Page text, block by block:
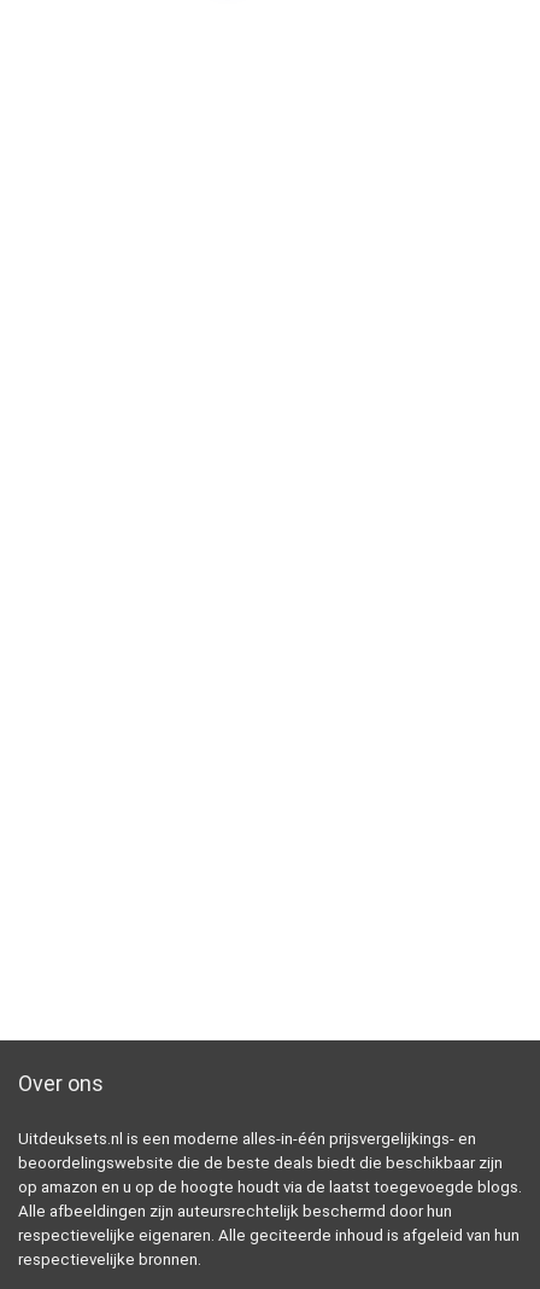
Over ons
Uitdeuksets.nl is een moderne alles-in-één prijsvergelijkings- en
beoordelingswebsite die de beste deals biedt die beschikbaar zijn
op amazon en u op de hoogte houdt via de laatst toegevoegde blogs.
Alle afbeeldingen zijn auteursrechtelijk beschermd door hun
respectievelijke eigenaren. Alle geciteerde inhoud is afgeleid van hun
respectievelijke bronnen.